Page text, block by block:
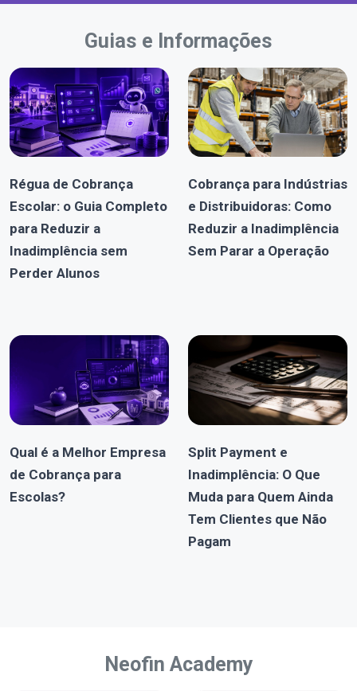
Guias e Informações
Régua de Cobrança
Escolar: o Guia Completo
para Reduzir a
Inadimplência sem
Perder Alunos
Cobrança para Indústrias
e Distribuidoras: Como
Reduzir a Inadimplência
Sem Parar a Operação
Qual é a Melhor Empresa
de Cobrança para
Escolas?
Split Payment e
Inadimplência: O Que
Muda para Quem Ainda
Tem Clientes que Não
Pagam
Neofin Academy